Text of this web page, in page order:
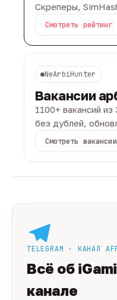
Скреперы,
Смотреть рейтинг
NeArbiHunter
Вакансии
1100+ вакансий
без дублей,
Смотреть вакансии
TELEGRAM · КАНАЛ
Всё об
канале